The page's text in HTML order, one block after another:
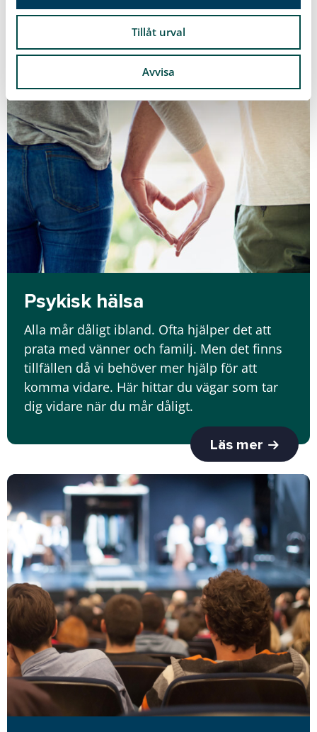
Tillåt urval
Avvisa
Psykisk hälsa
Alla mår dåligt ibland. Ofta hjälper det att
prata med vänner och familj. Men det finns
tillfällen då vi behöver mer hjälp för att
komma vidare. Här hittar du vägar som tar
dig vidare när du mår dåligt.
Läs mer